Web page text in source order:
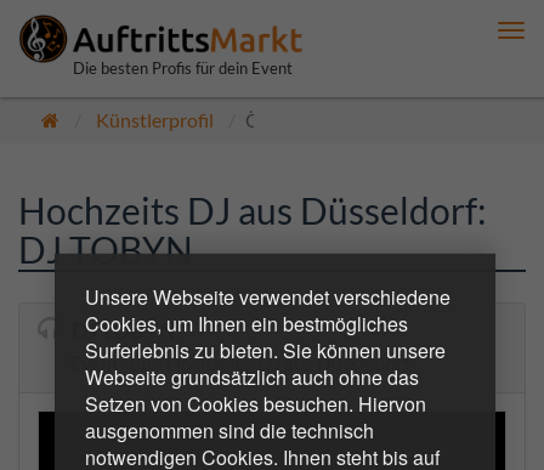
Unsere Webseite verwendet verschiedene
Cookies, um Ihnen ein bestmögliches
Surferlebnis zu bieten. Sie können unsere
Webseite grundsätzlich auch ohne das
Setzen von Cookies besuchen. Hiervon
ausgenommen sind die technisch
notwendigen Cookies. Ihnen steht bis auf
Die besten Profis für dein Event
Künstlerprofil Öffentlich
Hochzeits DJ aus Düsseldorf:
DJ TOBYN
DJ TOBYN
Event- und Hochzeits-DJ aus Düsseldorf